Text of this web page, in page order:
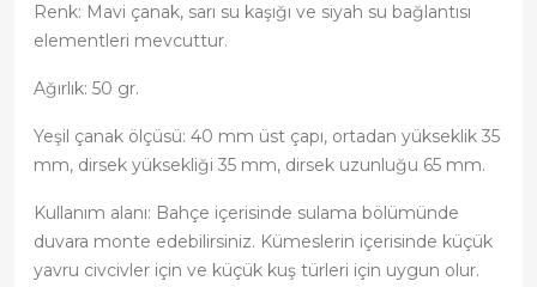
Renk: Mavi çanak, sarı su kaşığı ve siyah su bağlantısı
elementleri mevcuttur.
Ağırlık: 50 gr.
Yeşil çanak ölçüsü: 40 mm üst çapı, ortadan yükseklik 35
mm, dirsek yüksekliği 35 mm, dirsek uzunluğu 65 mm.
Kullanım alanı: Bahçe içerisinde sulama bölümünde
duvara monte edebilirsiniz. Kümeslerin içerisinde küçük
yavru civcivler için ve küçük kuş türleri için uygun olur.